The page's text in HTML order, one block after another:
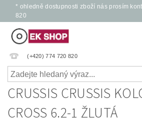
* ohledně dostupnosti zboží nás prosím
820
(+420) 774 720 820
CRUSSIS CRUSSIS
CROSS 6.2-1 ŽLUTÁ